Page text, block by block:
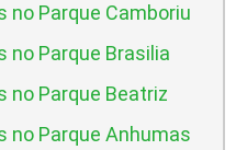
no Parque Camboriu
no Parque Brasilia
no Parque Beatriz
no Parque Anhumas